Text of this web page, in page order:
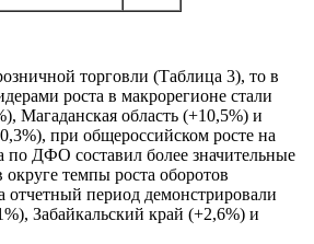
торговли (Таблица 3), то в
роста в макрорегионе стали
Магаданская область (+10,5%) и
при общероссийском росте на
по ДФО составил более значительные
темпы роста оборотов
отчетный период демонстрировали
Забайкальский край (+2,6%) и